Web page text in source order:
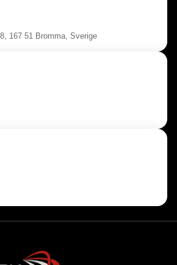
167 51 Bromma, Sverige